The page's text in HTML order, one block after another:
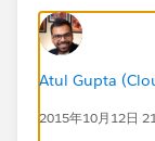
Atul Gupta
2015年10月12日